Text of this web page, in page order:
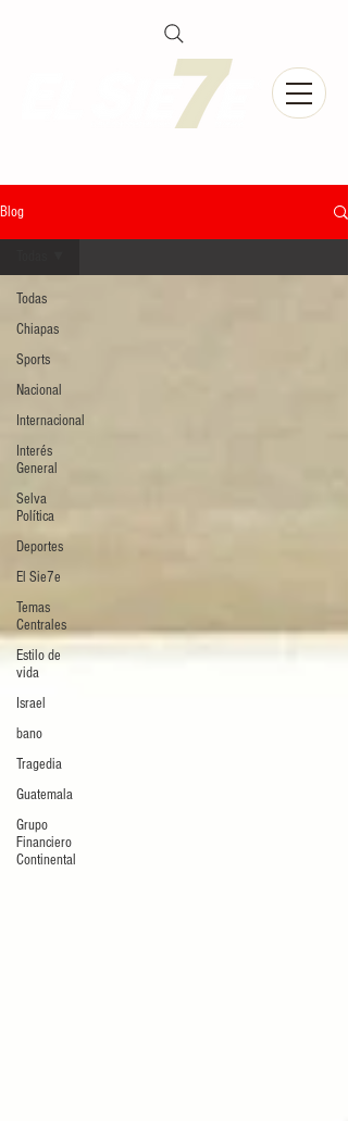
Blog
Todas
Chiapas
Sports
Nacional
Internacional
Interés
General
Selva
Política
Deportes
El Sie7e
Temas
Centrales
Estilo de
vida
Israel
bano
Tragedia
Guatemala
Grupo
Financiero
Continental